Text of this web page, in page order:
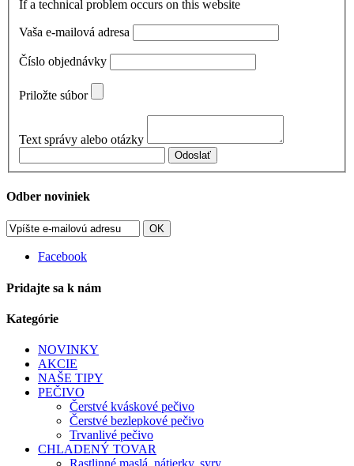
If a technical problem occurs on this website
Vaša e-mailová adresa
Číslo objednávky
Priložte súbor
Text správy alebo otázky
Odoslať
Odber noviniek
OK
Facebook
Pridajte sa k nám
Kategórie
NOVINKY
AKCIE
NAŠE TIPY
PEČIVO
Čerstvé kváskové pečivo
Čerstvé bezlepkové pečivo
Trvanlivé pečivo
CHLADENÝ TOVAR